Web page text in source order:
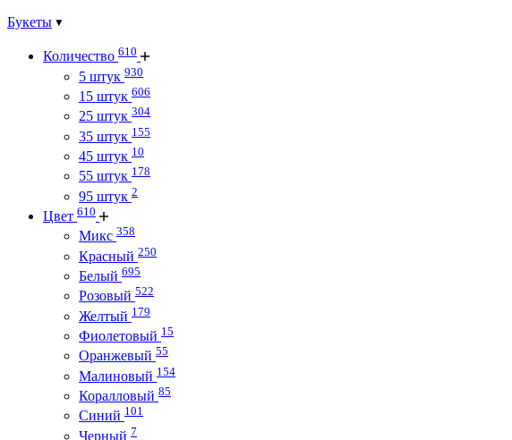
Букеты
Количество 610
5 штук 930
15 штук 606
25 штук 304
35 штук 155
45 штук 10
55 штук 178
95 штук 2
Цвет 610
Микс 358
Красный 250
Белый 695
Розовый 522
Желтый 179
Фиолетовый 15
Оранжевый 55
Малиновый 154
Коралловый 85
Синий 101
Черный 7